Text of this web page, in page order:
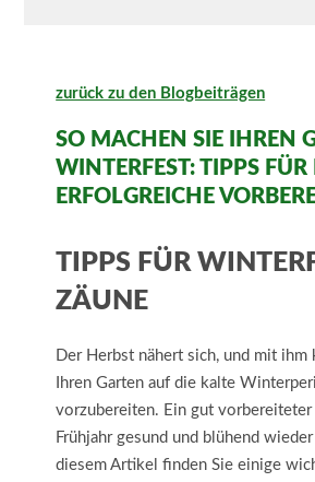
zurück zu den Blogbeiträgen
SO MACHEN SIE IHREN
WINTERFEST: TIPPS FÜR
ERFOLGREICHE
TIPPS FÜR
ZÄUNE
Der Herbst nähert sich, und mit ihm
Ihren Garten auf die kalte
vorzubereiten. Ein gut vorbereiteter
Frühjahr gesund und blühend
diesem Artikel finden Sie einige